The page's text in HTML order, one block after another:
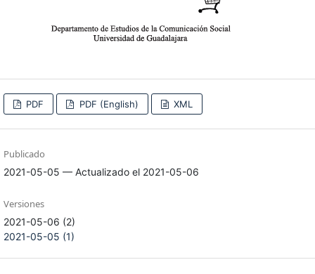
PDF PDF (English) XML
Publicado
2021-05-05 — Actualizado el 2021-05-06
Versiones
2021-05-06 (2)
2021-05-05 (1)